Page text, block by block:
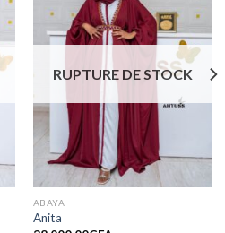
Ajouter
à la liste
de
souhaits
RUPTURE DE STOCK
ABAYA
Anita